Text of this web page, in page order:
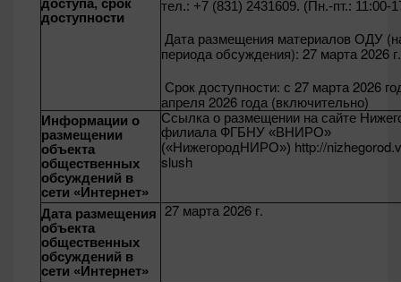
доступа, срок
доступности
тел.: +7 (831) 2431609. (Пн.-пт.: 11:00-
Дата размещения материалов ОДУ
периода обсуждения): 27 марта 2026 г.
Срок доступности: с 27 марта 2026
апреля 2026 года (включительно)
Информации о
размещении
объекта
общественных
обсуждений в
сети «Интернет»
Ссылка о размещении на сайте
филиала ФГБНУ «ВНИРО»
(«НижегородНИРО») http://
slush
Дата размещения
объекта
общественных
обсуждений в
сети «Интернет»
27 марта 2026 г.